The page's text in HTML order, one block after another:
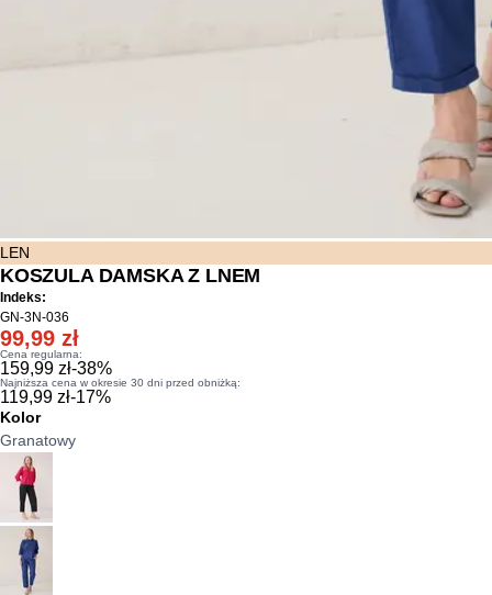
LEN
KOSZULA DAMSKA Z LNEM
Indeks:
GN-3N-036
99,99 zł
Cena regularna:
159,99 zł-38%
Najniższa cena w okresie 30 dni przed obniżką:
119,99 zł-17%
Kolor
Granatowy